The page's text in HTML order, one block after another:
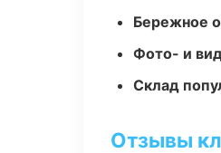
Бережное
Фото- и
Склад
Отзывы